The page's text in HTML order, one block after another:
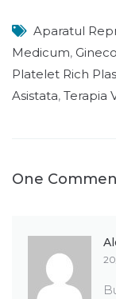
Aparatul
Medicum,
Platelet Rich
Asistata, Terapia
One